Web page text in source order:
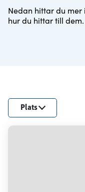
Nedan hittar du mer
hur du hittar till dem.
Plats